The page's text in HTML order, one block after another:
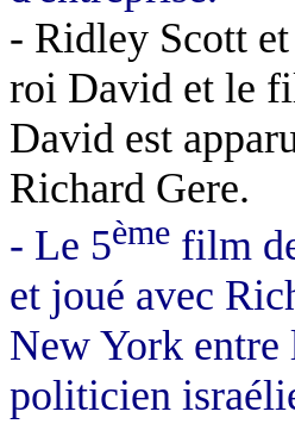
- Ridley Scott
roi David et le
David est
Richard Gere.
- Le 5ème film
et joué avec
New York
politicien